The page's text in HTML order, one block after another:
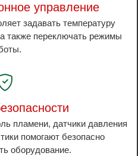
управление
задавать температуру
также переключать режимы
пламени, датчики давления
помогают безопасно
оборудование.